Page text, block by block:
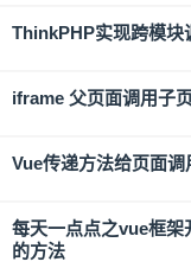
ThinkPHP实现跨模块
iframe 父页面调用子
Vue传递方法给页面调
每天一点点之vue框架
的方法